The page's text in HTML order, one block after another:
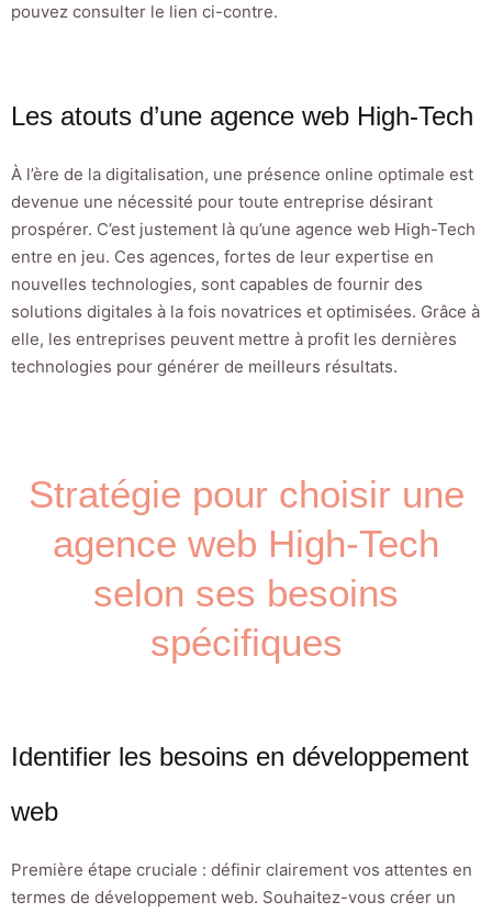
pouvez consulter le lien ci-contre.
Les atouts d’une agence web High-Tech
À l’ère de la digitalisation, une présence online optimale est
devenue une nécessité pour toute entreprise désirant
prospérer. C’est justement là qu’une agence web High-Tech
entre en jeu. Ces agences, fortes de leur expertise en
nouvelles technologies, sont capables de fournir des
solutions digitales à la fois novatrices et optimisées. Grâce à
elle, les entreprises peuvent mettre à profit les dernières
technologies pour générer de meilleurs résultats.
Stratégie pour choisir une
agence web High-Tech
selon ses besoins
spécifiques
Identifier les besoins en développement
web
Première étape cruciale : définir clairement vos attentes en
termes de développement web. Souhaitez-vous créer un